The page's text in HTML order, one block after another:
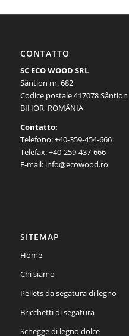
CONTATTO
SC ECO WOOD SRL
Sântion nr. 682
Codice postale 417078 Sântion
BIHOR, ROMÂNIA
Contatto:
Telefono: +40-359-454-666
Telefax: +40-259-437-666
E-mail: info@ecowood.ro
SITEMAP
Home
Chi siamo
Pellets da segatura di legno
Bricchetti di segatura
Schegge di legno dolce